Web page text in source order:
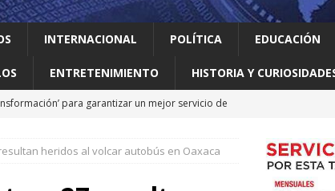
INTERNACIONAL POLÍTICA EDUCACIÓN
ENTRETENIMIENTO HISTORIA Y
para garantizar un mejor servicio de
Y CURIOSIDADES
consolida a Nuevo Laredo como referente de
heridos al volcar autobús en Oaxaca